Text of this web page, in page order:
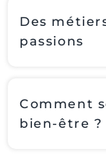
Des
passions
Comment
bien-être ?